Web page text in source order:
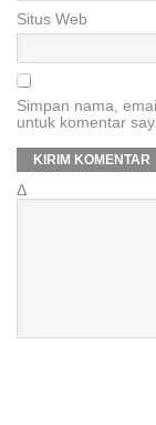
Situs Web
Simpan nama,
untuk komentar
Δ